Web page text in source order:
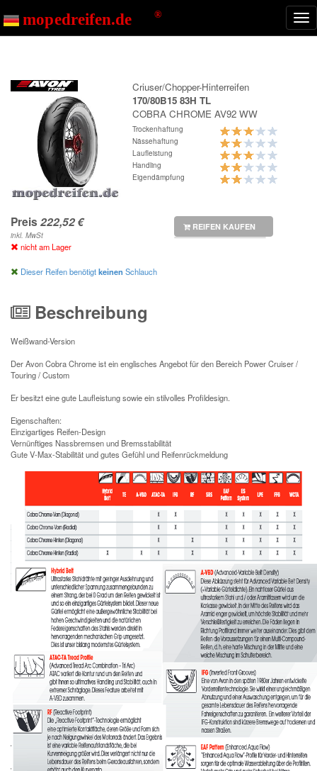
COBRA CHROME AV92 WW
Criuser/Chopper-Hinterreifen
170/80B15 83H TL
COBRA CHROME AV92 WW
Trockenhaftung
Nässehaftung
Laufleistung
Handling
Eigendämpfung
Preis
inkl. MwSt
nicht am Lager
REIFEN KAUFEN
Dieser Reifen benötigtkeinen Schlauch
Beschreibung
Weißwand-Version
Der Avon Cobra Chrome ist ein englisches Angebot für den Bereich Power Cruiser /
Touring / Custom
Er besitzt eine gute Laufleistung sowie ein stilvolles Profildesign.
Eigenschaften:
Einzigartiges Reifen-Design
Vernünftiges Nassbremsen und Bremsstabilität
Gute V-Max-Stabilität und gutes Gefühl und Reifenrückmeldung